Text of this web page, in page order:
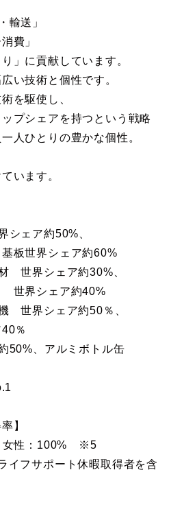
輸送」
費」
」に貢献しています。
い技術と個性です。
を駆使し、
プシェアを持つという戦略
人ひとりの豊かな個性。
います。
ェア約50%、
板世界シェア約60%
世界シェア約30%、
世界シェア約40%
世界シェア約50％、
％
50%、アルミボトル缶
】
女性：100% ※5
イフサポート休暇取得者を含